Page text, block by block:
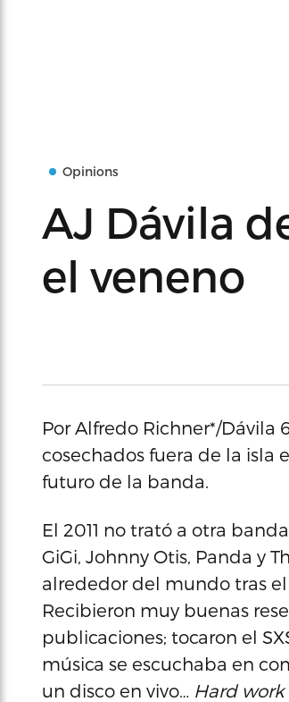
Opinions
AJ Dávila
el veneno
Por Alfredo Richner*/Dávila
cosechados fuera de la isla
futuro de la banda.
El 2011 no trató a otra
GiGi, Johnny Otis, Panda y
alrededor del mundo tras
Recibieron muy buenas
publicaciones; tocaron el
música se escuchaba en
un disco en vivo… Hard work